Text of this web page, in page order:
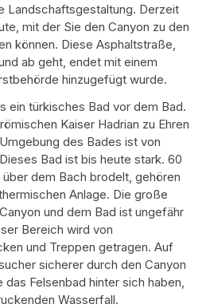
Landschaftsgestaltung. Derzeit
mit der Sie den Canyon zu den
können. Diese Asphaltstraße,
ab geht, endet mit einem
hinzugefügt wurde.
ein türkisches Bad vor dem Bad.
Kaiser Hadrian zu Ehren
des Bades ist von
Bad ist bis heute stark. 60
dem Bach brodelt, gehören
Anlage. Die große
und dem Bad ist ungefähr
Bereich wird von
und Treppen getragen. Auf
sicherer durch den Canyon
Felsenbad hinter sich haben,
Wasserfall.